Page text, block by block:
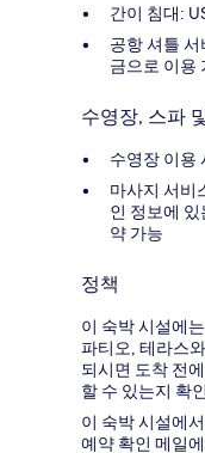
간이 침대:
공항 셔틀 서
금으로 이용
수영장, 스파
수영장 이용
마사지 서비
인 정보에
약 가능
정책
이 숙박 시설에
파티오, 테라스
되시면 도착 전
할 수 있는지 확
이 숙박 시설에
예약 확인 메일